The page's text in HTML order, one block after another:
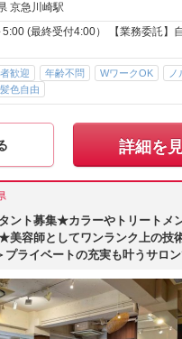
京急川崎駅
5:00 (最終受付4:00） 【業務委託】
歓迎 年齢不問 WワークOK
色自由
詳細を
ント募集★カラーやトリートメ
美容師としてワンランク上の技
ライベートの充実も叶うサロ